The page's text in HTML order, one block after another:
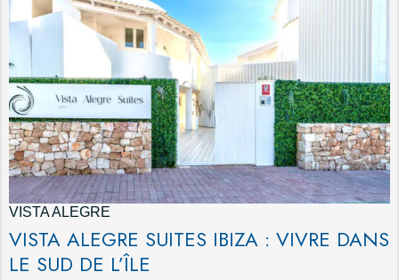
VISTA ALEGRE
VISTA ALEGRE SUITES IBIZA : VIVRE DANS
LE SUD DE L’ÎLE